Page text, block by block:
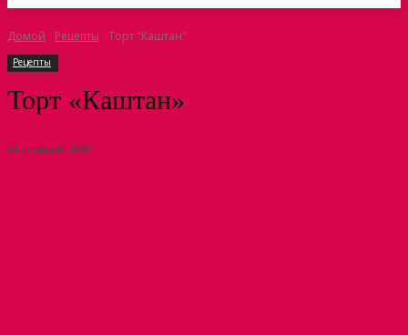
Домой Рецепты Торт "Каштан"
Рецепты
Торт «Каштан»
24 февраля, 2020